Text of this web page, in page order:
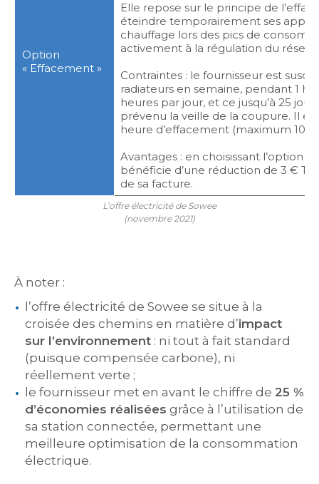
Option
« Effacement »
Elle repose sur le principe de
éteindre temporairement ses
chauffage lors des pics de
activement à la régulation du
Contraintes : le fournisseur est
radiateurs en semaine, pendant 1
heures par jour, et ce jusqu’à 25
prévenu la veille de la coupure. Il
heure d’effacement (maximum 10
Avantages : en choisissant l’option
bénéficie d’une réduction de 3 €
de sa facture.
L’offre électricité de Sowee
(novembre 2021)
À noter :
l’offre électricité de Sowee se situe à la
croisée des chemins en matière d’impact
sur l’environnement : ni tout à fait standard
(puisque compensée carbone), ni
réellement verte ;
le fournisseur met en avant le chiffre de 25 %
d’économies réalisées grâce à l’utilisation de
sa station connectée, permettant une
meilleure optimisation de la consommation
électrique.